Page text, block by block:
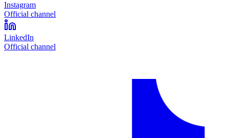
Instagram
Official channel
LinkedIn
Official channel